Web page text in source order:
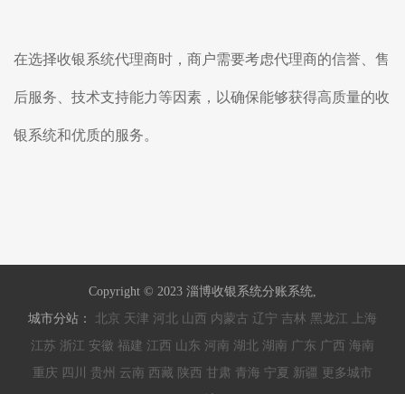
在选择收银系统代理商时，商户需要考虑代理商的信誉、售
后服务、技术支持能力等因素，以确保能够获得高质量的收
银系统和优质的服务。
Copyright © 2023 淄博收银系统分账系统,
城市分站： 北京 天津 河北 山西 内蒙古 辽宁 吉林 黑龙江
上海
江苏 浙江 安徽 福建 江西 山东 河南 湖北 湖南 广东 广西 海南
重庆 四川 贵州 云南 西藏 陕西 甘肃 青海 宁夏 新疆 更多城市